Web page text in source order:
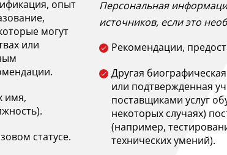
опыт
могут
или
имя,
статусе.
Персональная
источников, если это
Рекомендации,
Другая
или подтвержденная
поставщиками услуг
некоторых случаях)
(например,
технических умений).